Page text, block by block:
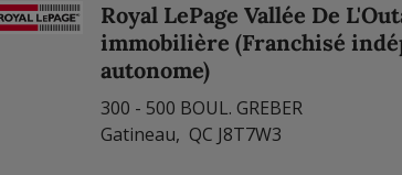
Royal LePage Vallée De
immobilière (Franchisé
autonome)
300 - 500 BOUL. GREBER
Gatineau, QC J8T7W3